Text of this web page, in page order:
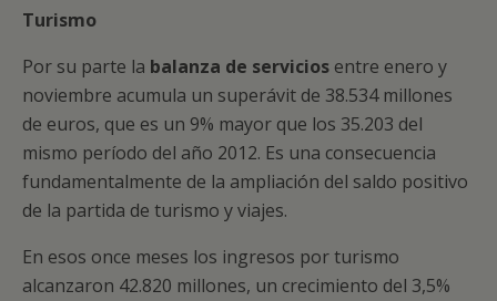
Turismo
Por su parte la balanza de servicios entre enero y
noviembre acumula un superávit de 38.534 millones
de euros, que es un 9% mayor que los 35.203 del
mismo período del año 2012. Es una consecuencia
fundamentalmente de la ampliación del saldo positivo
de la partida de turismo y viajes.
En esos once meses los ingresos por turismo
alcanzaron 42.820 millones, un crecimiento del 3,5%